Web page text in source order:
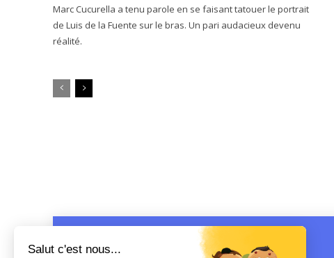
Marc Cucurella a tenu parole en se faisant tatouer le portrait
de Luis de la Fuente sur le bras. Un pari audacieux devenu
réalité.